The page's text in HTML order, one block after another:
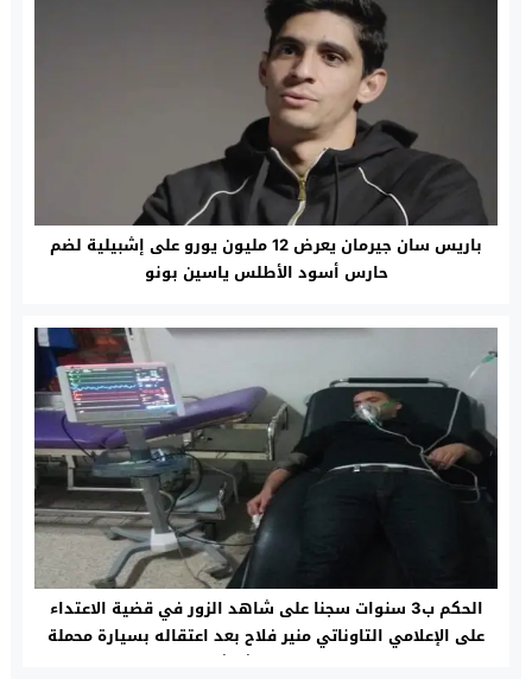
باريس سان جيرمان يعرض 12 مليون يورو على إشبيلية لضم
حارس أسود الأطلس ياسين بونو
الحكم ب3 سنوات سجنا على شاهد الزور في قضية الاعتداء
على الإعلامي التاوناتي منير فلاح بعد اعتقاله بسيارة محملة
بالمخدرات بشيشاوة